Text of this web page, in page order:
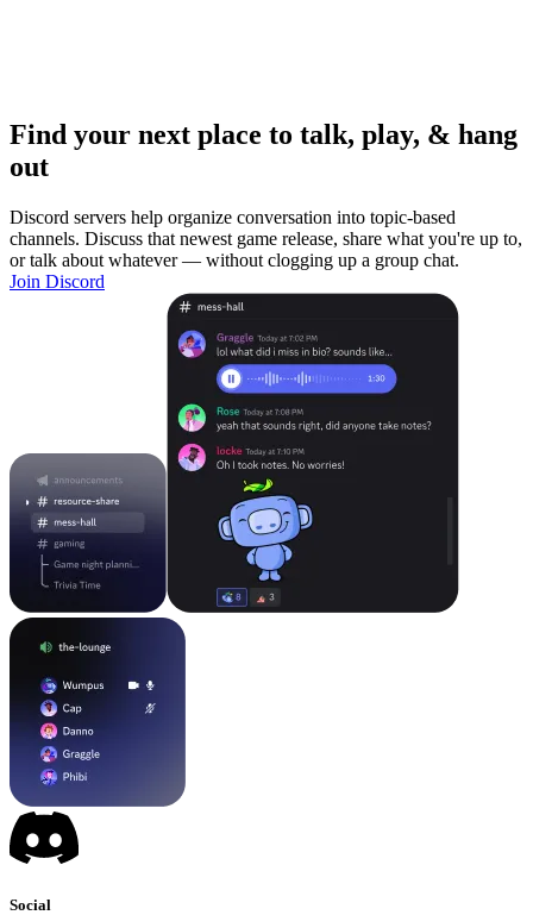
Find your next place to talk, play, & hang
out
Discord servers help organize conversation into topic-based
channels. Discuss that newest game release, share what you're up to,
or talk about whatever — without clogging up a group chat.
Join Discord
Social